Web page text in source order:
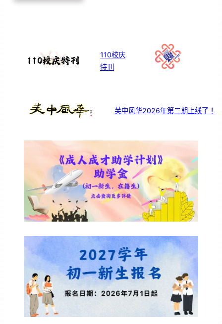
110校庆
特刊
芙中风华2026年第二期上线了！